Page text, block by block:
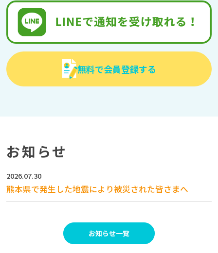
無料で会員登録する
お知らせ
2026.07.30
熊本県で発生した地震により被災された皆さまへ
お知らせ一覧